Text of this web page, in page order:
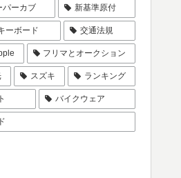
パーカブ 新基準原付
ーボード 交通法規
フリマとオークション
スズキ ランキング
バイクウェア